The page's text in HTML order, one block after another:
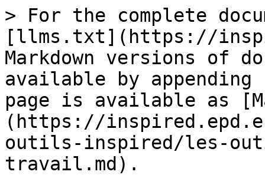
> For the complete
[llms.txt](https://
Markdown versions of
available by
page is available as
(https://
outils-inspired/les-
travail.md).